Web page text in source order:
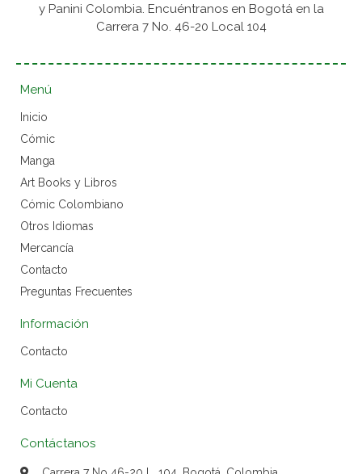
y Panini Colombia. Encuéntranos en Bogotá en la
Carrera 7 No. 46-20 Local 104
Menú
Inicio
Cómic
Manga
Art Books y Libros
Cómic Colombiano
Otros Idiomas
Mercancía
Contacto
Preguntas Frecuentes
Información
Contacto
Mi Cuenta
Contacto
Contáctanos